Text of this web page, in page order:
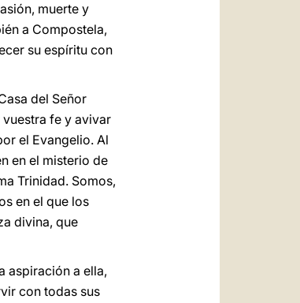
muerte y
a Compostela,
su espíritu con
del Señor
fe y avivar
el Evangelio. Al
en el misterio de
Trinidad. Somos,
en el que los
divina, que
aspiración a ella,
con todas sus